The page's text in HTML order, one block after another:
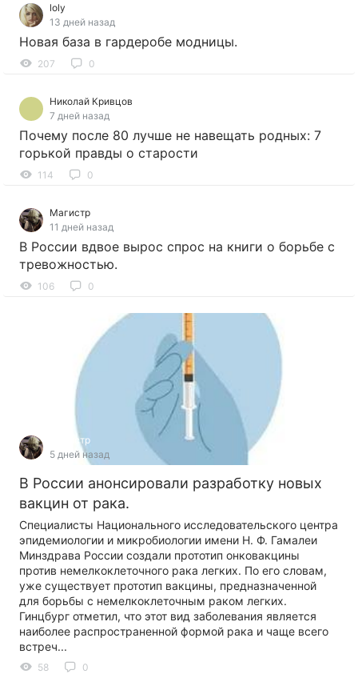
loly
13 дней назад
Новая база в гардеробе модницы.
207 0
Николай Кривцов
7 дней назад
Почему после 80 лучше не навещать родных: 7
горькой правды о старости
114 0
Магистр
11 дней назад
В России вдвое вырос спрос на книги о борьбе с
тревожностью.
106 0
Магистр
5 дней назад
В России анонсировали разработку новых
вакцин от рака.
Специалисты Национального исследовательского центра
эпидемиологии и микробиологии имени Н. Ф. Гамалеи
Минздрава России создали прототип онковакцины
против немелкоклеточного рака легких. По его словам,
уже существует прототип вакцины, предназначенной
для борьбы с немелкоклеточным раком легких.
Гинцбург отметил, что этот вид заболевания является
наиболее распространенной формой рака и чаще всего
встреч...
58 0